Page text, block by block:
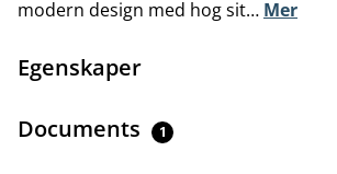
modern design med hog sit… Mer
Egenskaper
Documents 1